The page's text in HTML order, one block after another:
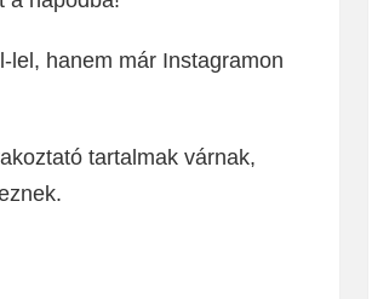
lel, hanem már Instagramon
tartalmak várnak,